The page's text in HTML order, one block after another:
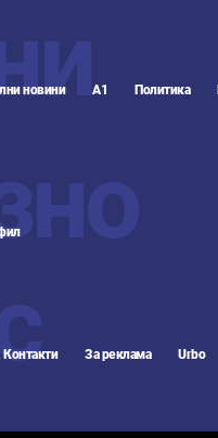
новини А1 Политика
Контакти За реклама Urbo